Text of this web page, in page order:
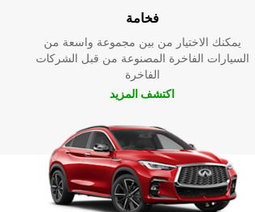
فخامة
يمكنك الاختيار من بين مجموعة واسعة من
السيارات الفاخرة المصنوعة من قبل الشركات
الفاخرة
اكتشف المزيد